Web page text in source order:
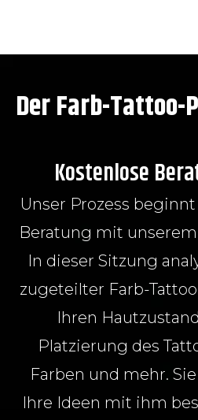
Der Farb-Tattoo-
Kostenlose
Unser Prozess
Beratung mit
In dieser Sitzung
zugeteilter Farb-
Ihren
Platzierung des
Farben und mehr.
Ihre Ideen mit ihm